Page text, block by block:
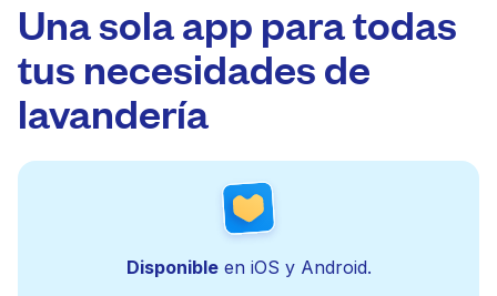
Una sola app para todas
tus necesidades de
lavandería
Disponibleen iOS y Android.